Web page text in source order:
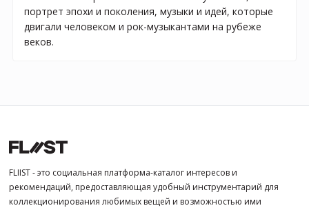
портрет эпохи и поколения, музыки и идей, которые
двигали человеком и рок-музыкантами на рубеже
веков.
FLIIST - это социальная платформа-каталог интересов и
рекомендаций, предоставляющая удобный инструментарий для
коллекционирования любимых вещей и возможностью ими